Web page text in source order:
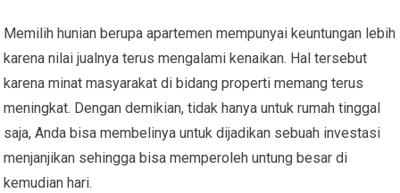
Memilih hunian berupa apartemen mempunyai keuntungan lebih
karena nilai jualnya terus mengalami kenaikan. Hal tersebut
karena minat masyarakat di bidang properti memang terus
meningkat. Dengan demikian, tidak hanya untuk rumah tinggal
saja, Anda bisa membelinya untuk dijadikan sebuah investasi
menjanjikan sehingga bisa memperoleh untung besar di
kemudian hari.